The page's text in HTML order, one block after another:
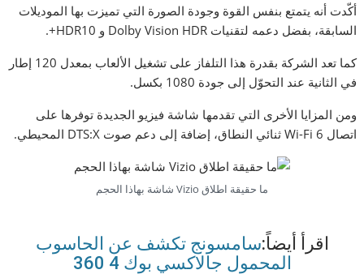
أكّدت أنه يتمتع بنفس القوة وجودة الصورة التي تميزت بها الموديلات
السابقة، بفضل دعمه لتقنيات Dolby Vision HDR و HDR10+.
كما تعد الشركة بقدرة هذا التلفاز على تشغيل الألعاب بمعدل 120 إطار
في الثانية عند التحوّل إلى جودة 1080 بكسل.
ومن المزايا الأخرى التي تقدمها شاشة فيزيو الجديدة توفرها على
اتصال Wi-Fi 6 ثنائي النطاق، إضافة إلى دعم صوت DTS:X المحيطي.
ما حقيقة اطلاق Vizio شاشة بهاذا الحجم
اقرأ أيضاً:سامسونج تكشف عن الحاسوب
المحمول جالاكسي بوك 4 360